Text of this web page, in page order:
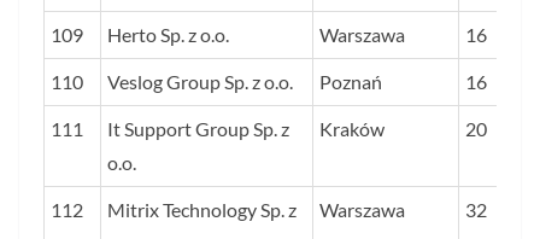
109 Herto Sp. z o.o. Warszawa 16
110 Veslog Group Sp. z o.o. Poznań 16
111
It Support Group Sp. z
o.o.
Kraków 20
112
Mitrix Technology Sp. z
Warszawa 32